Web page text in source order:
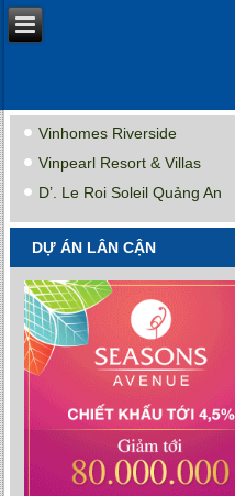
Vinhomes Riverside
Vinpearl Resort & Villas
D’. Le Roi Soleil Quảng An
DỰ ÁN LÂN CẬN